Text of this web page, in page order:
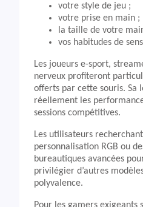
votre style de jeu ;
votre prise en main ;
la taille de votre
vos habitudes de
Les joueurs e-sport,
nerveux profiteront
offerts par cette souris. Sa
réellement les
sessions compétitives.
Les utilisateurs
personnalisation RGB ou
bureautiques avancées
privilégier d’autres
polyvalence.